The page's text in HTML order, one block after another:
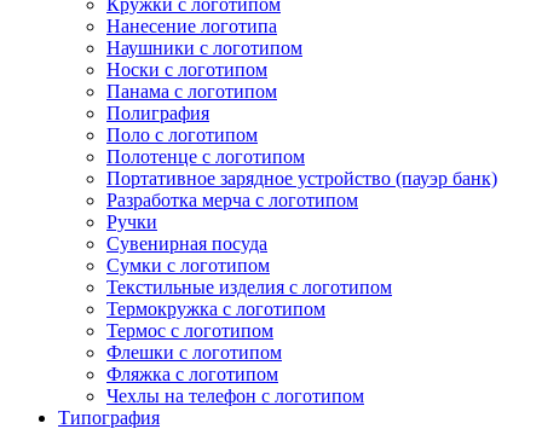
Кружки с логотипом
Нанесение логотипа
Наушники с логотипом
Носки с логотипом
Панама с логотипом
Полиграфия
Поло с логотипом
Полотенце с логотипом
Портативное зарядное устройство (пауэр банк)
Разработка мерча с логотипом
Ручки
Сувенирная посуда
Сумки с логотипом
Текстильные изделия с логотипом
Термокружка с логотипом
Термос с логотипом
Флешки с логотипом
Фляжка с логотипом
Чехлы на телефон с логотипом
Типография